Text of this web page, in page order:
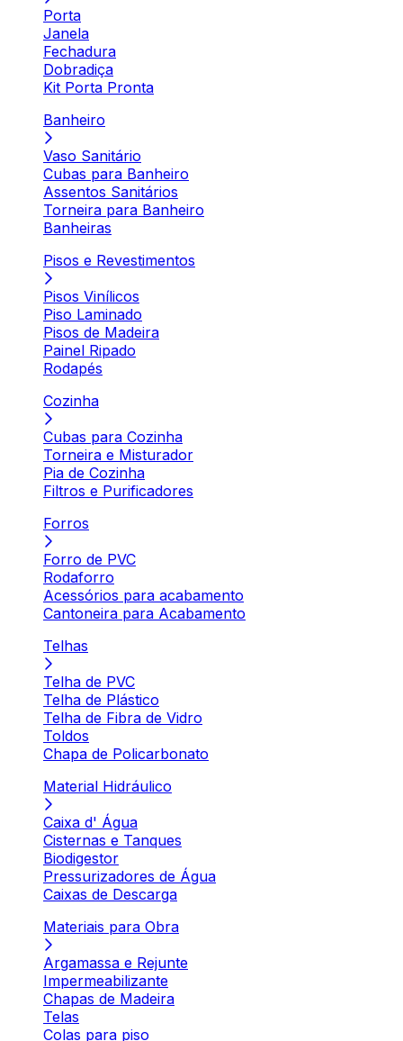
Porta
Janela
Fechadura
Dobradiça
Kit Porta Pronta
Banheiro
Vaso Sanitário
Cubas para Banheiro
Assentos Sanitários
Torneira para Banheiro
Banheiras
Pisos e Revestimentos
Pisos Vinílicos
Piso Laminado
Pisos de Madeira
Painel Ripado
Rodapés
Cozinha
Cubas para Cozinha
Torneira e Misturador
Pia de Cozinha
Filtros e Purificadores
Forros
Forro de PVC
Rodaforro
Acessórios para acabamento
Cantoneira para Acabamento
Telhas
Telha de PVC
Telha de Plástico
Telha de Fibra de Vidro
Toldos
Chapa de Policarbonato
Material Hidráulico
Caixa d' Água
Cisternas e Tanques
Biodigestor
Pressurizadores de Água
Caixas de Descarga
Materiais para Obra
Argamassa e Rejunte
Impermeabilizante
Chapas de Madeira
Telas
Colas para piso